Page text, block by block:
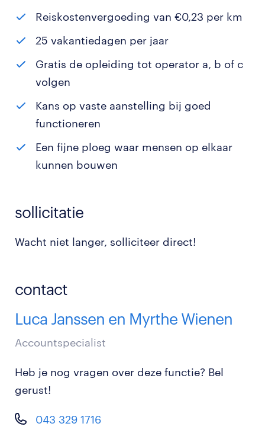
Reiskostenvergoeding van €0,23 per km
25 vakantiedagen per jaar
Gratis de opleiding tot operator a, b of c
volgen
Kans op vaste aanstelling bij goed
functioneren
Een fijne ploeg waar mensen op elkaar
kunnen bouwen
sollicitatie
Wacht niet langer, solliciteer direct!
contact
Luca Janssen en Myrthe Wienen
Accountspecialist
Heb je nog vragen over deze functie? Bel
gerust!
043 329 1716